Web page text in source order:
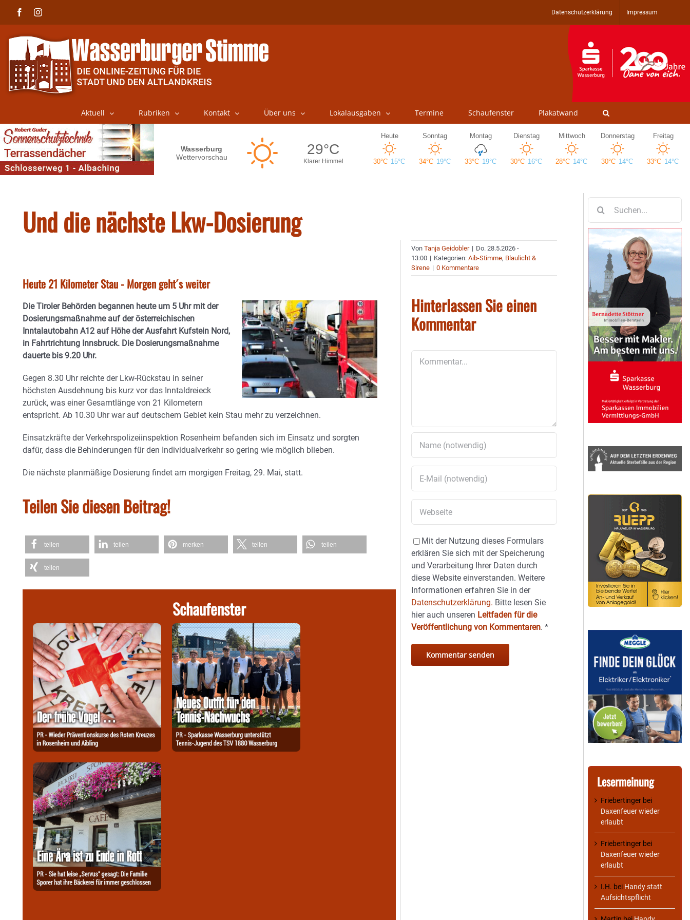
FacebookInstagram Datenschutzerklärung Impressum
Aktuell Rubriken Kontakt Über uns Lokalausgaben Termine Schaufenster Plakatwand
Und die nächste Lkw-Dosierung
Heute 21 Kilometer Stau - Morgen geht´s weiter
Die Tiroler Behörden begannen heute um 5 Uhr mit der
Dosierungsmaßnahme auf der österreichischen
Inntalautobahn A12 auf Höhe der Ausfahrt Kufstein Nord,
in Fahrtrichtung Innsbruck. Die Dosierungsmaßnahme
dauerte bis 9.20 Uhr.
Gegen 8.30 Uhr reichte der Lkw-Rückstau in seiner
höchsten Ausdehnung bis kurz vor das Inntaldreieck
zurück, was einer Gesamtlänge von 21 Kilometern
entspricht. Ab 10.30 Uhr war auf deutschem Gebiet kein Stau mehr zu verzeichnen.
Einsatzkräfte der Verkehrspolizeiinspektion Rosenheim befanden sich im Einsatz und sorgten
dafür, dass die Behinderungen für den Individualverkehr so gering wie möglich blieben.
Die nächste planmäßige Dosierung findet am morgigen Freitag, 29. Mai, statt.
Teilen Sie diesen Beitrag!
teilen teilen merken teilen teilen
teilen
Schaufenster
VonTanja Geidobler | Do. 28.5.2026 -
13:00 | Kategorien:Aib-Stimme, Blaulicht &
Sirene | 0 Kommentare
Hinterlassen Sie einen
Kommentar
Mit der Nutzung dieses Formulars
erklären Sie sich mit der Speicherung
und Verarbeitung Ihrer Daten durch
diese Website einverstanden. Weitere
Informationen erfahren Sie in der
Datenschutzerklärung. Bitte lesen Sie
hier auch unseren Leitfaden für die
Veröffentlichung von Kommentaren.*
nach:
Lesermeinung
Friebertinger bei
Daxenfeuer wieder
erlaubt
Friebertinger bei
Daxenfeuer wieder
erlaubt
I.H. bei Handy statt
Aufsichtspflicht